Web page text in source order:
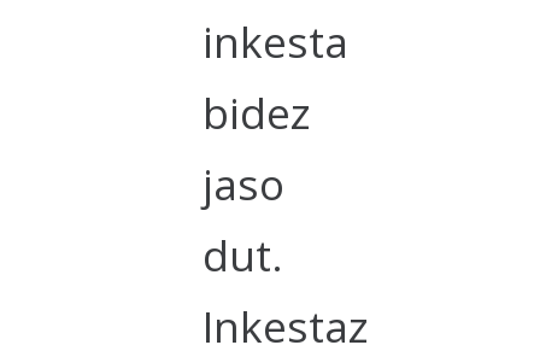
inkesta
bidez
jaso
dut.
Inkestaz